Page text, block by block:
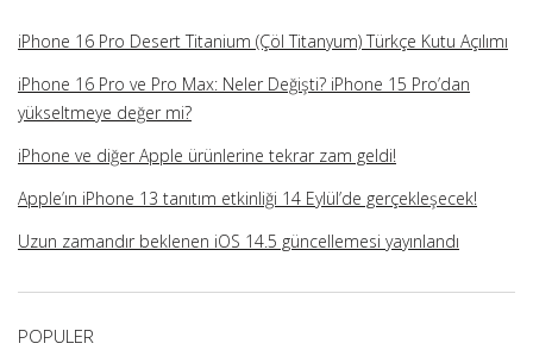
iPhone 16 Pro Desert Titanium (Çöl Titanyum) Türkçe Kutu Açılımı
iPhone 16 Pro ve Pro Max: Neler Değişti? iPhone 15 Pro’dan
yükseltmeye değer mi?
iPhone ve diğer Apple ürünlerine tekrar zam geldi!
Apple’ın iPhone 13 tanıtım etkinliği 14 Eylül’de gerçekleşecek!
Uzun zamandır beklenen iOS 14.5 güncellemesi yayınlandı
POPULER